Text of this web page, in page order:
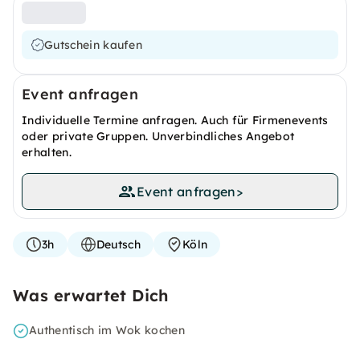
Gutschein kaufen
Event anfragen
Individuelle Termine anfragen. Auch für Firmenevents
oder private Gruppen. Unverbindliches Angebot
erhalten.
Event anfragen>
3h Deutsch Köln
Was erwartet Dich
Authentisch im Wok kochen